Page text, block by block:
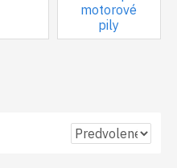
motorové
pily